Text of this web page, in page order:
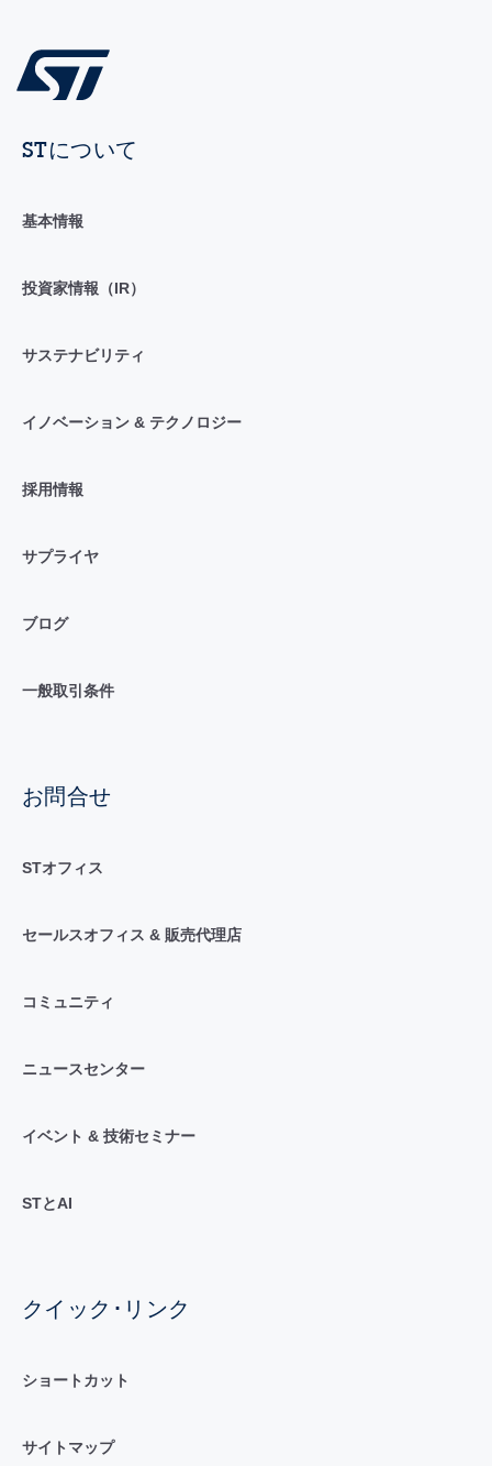
STについて
基本情報
投資家情報（IR）
サステナビリティ
イノベーション & テクノロジー
採用情報
サプライヤ
ブログ
一般取引条件
お問合せ
STオフィス
セールスオフィス & 販売代理店
コミュニティ
ニュースセンター
イベント & 技術セミナー
STとAI
クイック･リンク
ショートカット
サイトマップ